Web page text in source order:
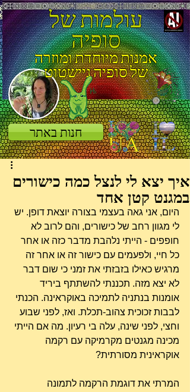
עולמות של
סופיה
אמנות מיוחדת ומוזרה
של סופיה ניישטוט
חנות באתר
איך יצא לי לנצל כמה כישורים
במגנט קטן אחד
היום, אני גאה בעצמי בצורה יוצאת דופן. יש
לי מגוון רחב של כישורים, והם לרוב לא
חופפים - הייתי נלהבת מדבר כזה או אחר
כל חיי, ולפעמים עם כישור זה או אחר זה
מרגיש כאילו בזבזתי את זמני כי שום דבר
לא יצא מזה. תכננתי להשתתף ביריד
אומנות בנתניה לתמיכה באוקראינה. הכנתי
לבבות זכוכית צהוב-תכלת. ואז, לפני שבוע
וחצי, לפני שינה, עלה בי רעיון. מה אם הייתי
מכינה מגנטים מקרמיקה עם רקמה
אוקראינית מסורתית?
המרתי את דוגמת הרקמה לתמונה